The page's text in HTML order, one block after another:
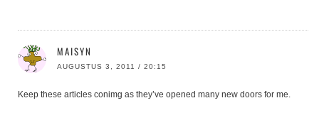
MAISYN
AUGUSTUS 3, 2011 / 20:15
Keep these articles conimg as they’ve opened many new doors for me.